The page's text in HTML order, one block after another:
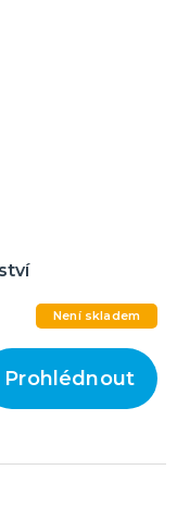
Není skladem
Prohlédnout